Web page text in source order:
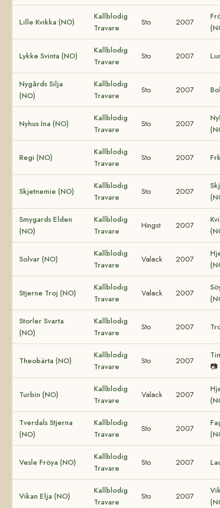
Lille Kvikka (NO)
Kallblodig
Travare
Sto 2007
Lykke Svinta (NO)
Kallblodig
Travare
Sto 2007
Nygårds Silja
(NO)
Kallblodig
Travare
Sto 2007
Nyhus Ina (NO)
Kallblodig
Travare
Sto 2007
Regi (NO)
Kallblodig
Travare
Sto 2007
Skjetnemie (NO)
Kallblodig
Travare
Sto 2007
Smygards Elden
(NO)
Kallblodig
Travare
Hingst 2007
Solvar (NO)
Kallblodig
Travare
Valack 2007
Stjerne Troj (NO)
Kallblodig
Travare
Valack 2007
Storler Svarta
(NO)
Kallblodig
Travare
Sto 2007
Theobärta (NO)
Kallblodig
Travare
Sto 2007
📷
Turbin (NO)
Kallblodig
Travare
Valack 2007
Tverdals Stjerna
(NO)
Kallblodig
Travare
Sto 2007
Vesle Fröya (NO)
Kallblodig
Travare
Sto 2007
Vikan Elja (NO)
Kallblodig
Travare
Sto 2007